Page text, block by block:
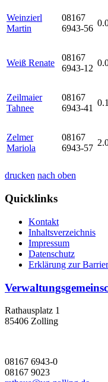
Weinzierl
Martin
08167
6943-56
Weiß Renate
08167
6943-12
Zeilmaier
Tahnee
08167
6943-41
Zelmer
Mariola
08167
6943-57
drucken nach oben
Quicklinks
Kontakt
Inhaltsverzeichnis
Impressum
Datenschutz
Erklärung zur
Rathausplatz 1
85406 Zolling
08167 6943-0
08167 9023